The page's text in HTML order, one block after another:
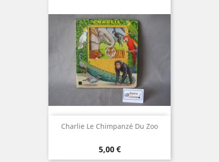
Charlie Le Chimpanzé Du Zoo
Prix
5,00 €